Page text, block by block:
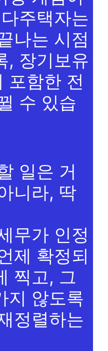
주택자는
나는 시점
, 장기보유
포함한 전
수 있습
일은 거
니라, 딱
무가 인정
제 확정되
찍고, 그
지 않도록
정렬하는